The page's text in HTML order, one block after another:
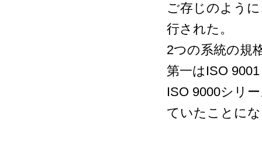
ご存じのよう
行された。
2つの系統の規
第一はISO
ISO 9000シリ
ていたことに